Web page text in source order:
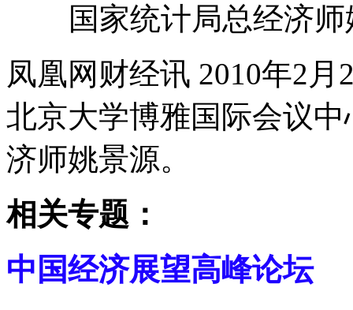
国家统计局总经济
凤凰网财经讯 2010年2月
北京大学博雅国际会议
济师姚景源。
相关专题：
中国经济展望高峰论坛